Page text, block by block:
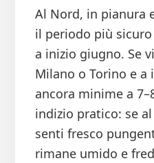
Al Nord, in pianura
il periodo più
a inizio giugno. Se
Milano o Torino e a
ancora minime a
indizio pratico: se
senti fresco
rimane umido e